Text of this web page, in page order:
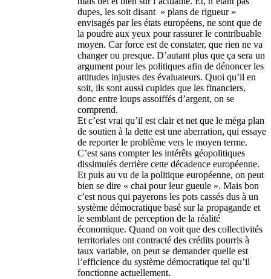
dupes, les soit disant » plans de rigueur »
envisagés par les états européens, ne sont que de
la poudre aux yeux pour rassurer le contribuable
moyen. Car force est de constater, que rien ne va
changer ou presque. D’autant plus que ça sera un
argument pour les politiques afin de dénoncer les
attitudes injustes des évaluateurs. Quoi qu’il en
soit, ils sont aussi cupides que les financiers,
donc entre loups assoiffés d’argent, on se
comprend.
Et c’est vrai qu’il est clair et net que le méga plan
de soutien à la dette est une aberration, qui essaye
de reporter le problème vers le moyen terme.
C’est sans compter les intérêts géopolitiques
dissimulés derrière cette décadence européenne.
Et puis au vu de la politique européenne, on peut
bien se dire « chai pour leur gueule ». Mais bon
c’est nous qui payerons les pots cassés dus à un
système démocratique basé sur la propagande et
le semblant de perception de la réalité
économique. Quand on voit que des collectivités
territoriales ont contracté des crédits pourris à
taux variable, on peut se demander quelle est
l’efficience du système démocratique tel qu’il
fonctionne actuellement.